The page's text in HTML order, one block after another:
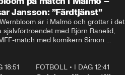
Jansson: ”Färdtjänst”
är i Malmö och grottar i det
självförtroendet med Björn Ranelid,
match med komikern Simon
18:51 FOTBOLL• I DAG 12:41